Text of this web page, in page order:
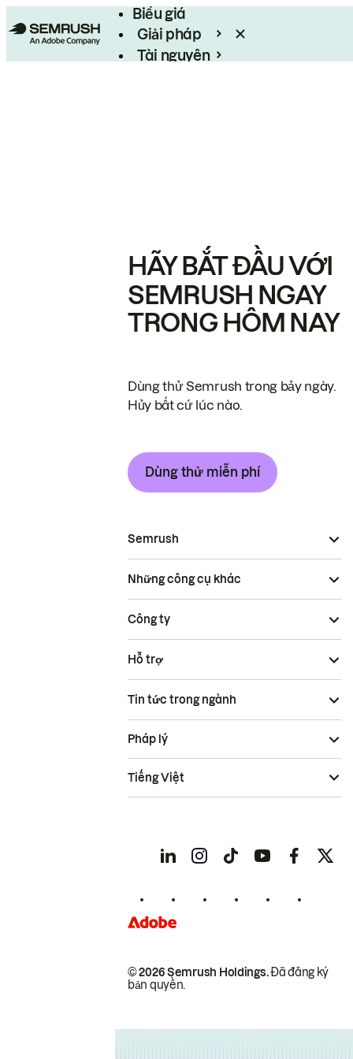
Biểu giá
Giải pháp
Tài nguyên
HÃY BẮT ĐẦU VỚI
SEMRUSH NGAY
TRONG HÔM NAY
Dùng thử Semrush trong bảy ngày.
Hủy bất cứ lúc nào.
Dùng thử miễn phí
Semrush
Những công cụ khác
Công ty
Hỗ trợ
Tin tức trong ngành
© 2026 Semrush Holdings.Đã đăng ký
bản quyền.
Pháp lý
Tiếng Việt